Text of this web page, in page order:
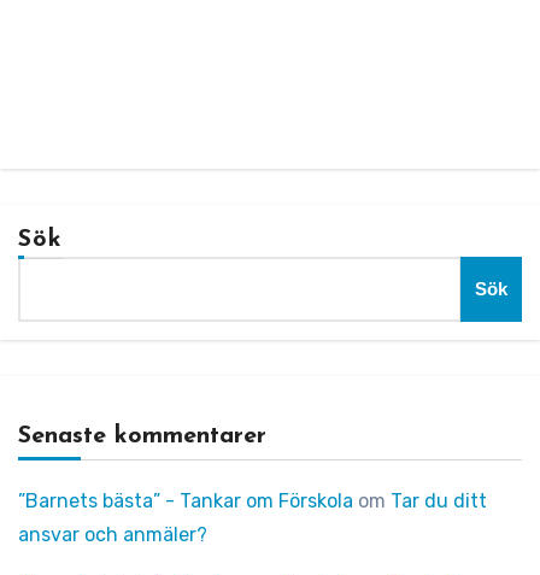
Sök
Sök
Senaste kommentarer
”Barnets bästa” - Tankar om Förskola om Tar du ditt
ansvar och anmäler?